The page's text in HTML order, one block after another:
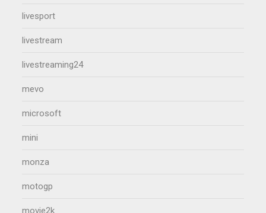
livesport
livestream
livestreaming24
mevo
microsoft
mini
monza
motogp
movie2k